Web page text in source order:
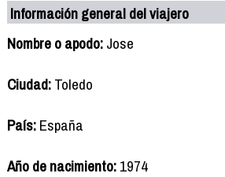
Información general del viajero
Nombre o apodo:Jose
Ciudad:Toledo
País:España
Año de nacimiento:1974